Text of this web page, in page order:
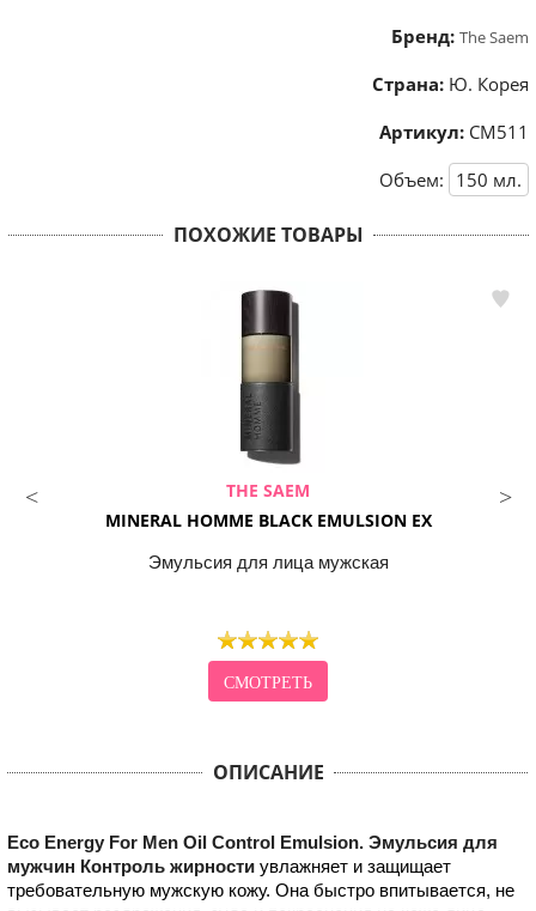
Бренд: The Saem
Страна: Ю. Корея
Артикул: СМ511
Объем: 150 мл.
ПОХОЖИЕ ТОВАРЫ
THE SAEM
MINERAL HOMME BLACK EMULSION EX
Эмульсия для лица мужская
СМОТРЕТЬ
ОПИСАНИЕ
Eco Energy For Men Oil Control Emulsion. Эмульсия для
мужчин Контроль жирности увлажняет и защищает
требовательную мужскую кожу. Она быстро впитывается, не